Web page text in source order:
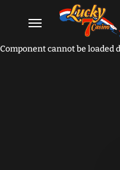
Component cannot be loaded